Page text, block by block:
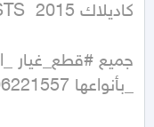
كاديلاك STS  2015
_بأنواعها 0506221557